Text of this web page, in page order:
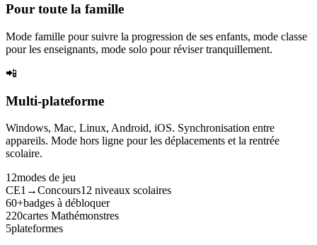
Pour toute la famille
Mode famille pour suivre la progression de ses enfants, mode classe
pour les enseignants, mode solo pour réviser tranquillement.
📲
Multi-plateforme
Windows, Mac, Linux, Android, iOS. Synchronisation entre
appareils. Mode hors ligne pour les déplacements et la rentrée
scolaire.
12modes de jeu
CE1→Concours12 niveaux scolaires
60+badges à débloquer
220cartes Mathémonstres
5plateformes